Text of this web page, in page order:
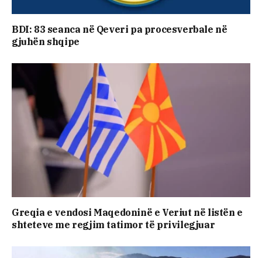
BDI: 83 seanca në Qeveri pa procesverbale në
gjuhën shqipe
Greqia e vendosi Maqedoninë e Veriut në listën e
shteteve me regjim tatimor të privilegjuar